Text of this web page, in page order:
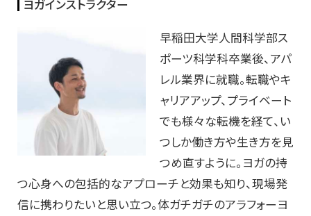
ヨガインストラクター
早稲田大学人間科学部ス
ポーツ科学科卒業後、アパ
レル業界に就職。転職やキ
ャリアアップ、プライベート
でも様々な転機を経て、い
つしか働き方や生き方を見
つめ直すように。ヨガの持
つ心身への包括的なアプローチと効果も知り、現場発
信に携わりたいと思い立つ。体ガチガチのアラフォーヨ